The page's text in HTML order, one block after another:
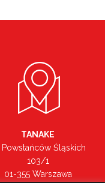
TANAKE
Powstańców Śląskich
103/1
01-355 Warszawa